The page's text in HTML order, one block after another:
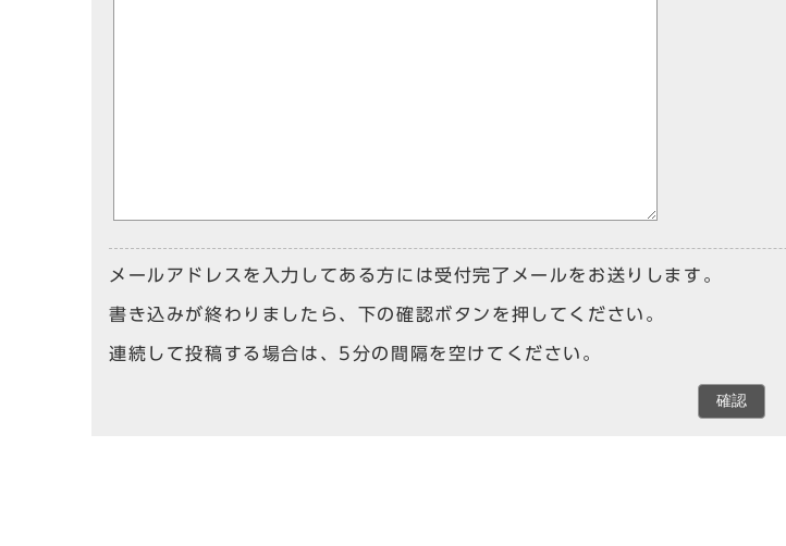
メールアドレスを入力してある方には受付完了メールをお送りします。
書き込みが終わりましたら、下の確認ボタンを押してください。
連続して投稿する場合は、5分の間隔を空けてください。
確認